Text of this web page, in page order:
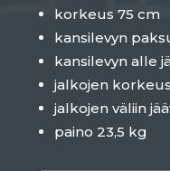
korkeus 75 cm
kansilevyn
kansilevyn alle
jalkojen
jalkojen väliin
paino 23,5 kg